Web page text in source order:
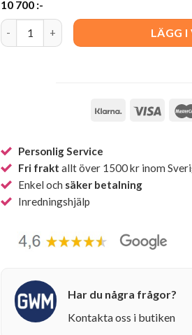
10 700 :-
CH24 Y-stolen lackad sits svart quantity
LÄGG I
Personlig Service
Fri frakt allt över 1500 kr inom
Enkel och säker betalning
Inredningshjälp
Har du några frågor?
Kontakta oss i butiken